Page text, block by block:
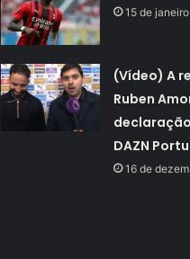
15 de
(Vídeo) A
Ruben
DAZN
16 de